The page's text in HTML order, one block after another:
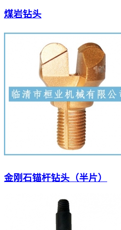
煤岩钻头
金刚石锚杆钻头（半片）